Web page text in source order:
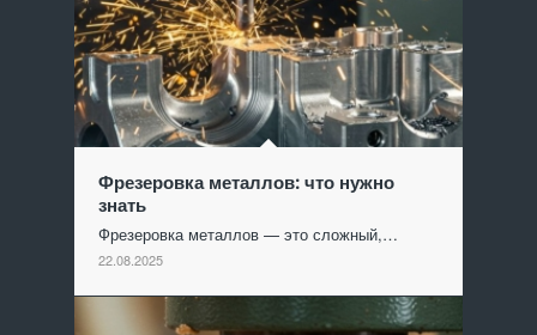
Фрезеровка металлов: что нужно
знать
Фрезеровка металлов — это сложный,…
22.08.2025